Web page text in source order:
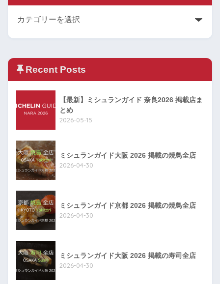
Recent Posts
【最新】ミシュランガイド 奈良2026 掲載店ま
とめ
2026-05-15
ミシュランガイド大阪 2026 掲載の焼鳥全店
2026-04-30
ミシュランガイド京都 2026 掲載の焼鳥全店
2026-04-30
ミシュランガイド大阪 2026 掲載の寿司全店
2026-04-30